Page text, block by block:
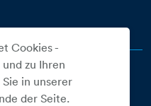
Cookies -
zu Ihren
in unserer
der Seite.